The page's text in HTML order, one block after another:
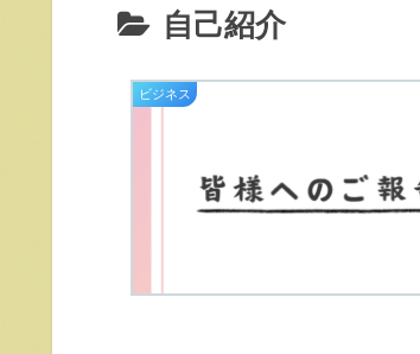
自己紹介
ビジネス